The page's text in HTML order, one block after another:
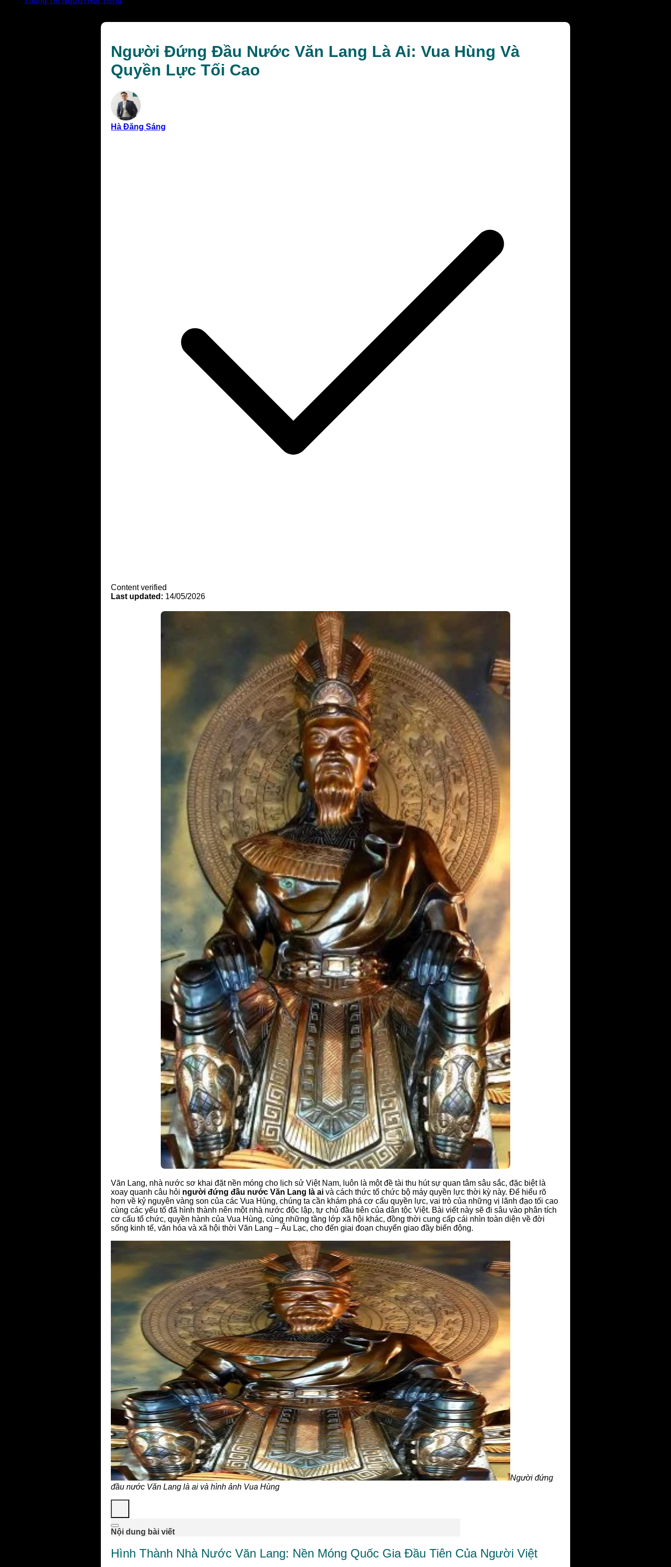
Người Đứng Đầu Nước Văn Lang Là Ai: Vua Hùng Và
Quyền Lực Tối Cao
Hà Đăng Sáng
Content verified
Last updated: 14/05/2026
Văn Lang, nhà nước sơ khai đặt nền móng cho lịch sử Việt Nam, luôn là một đề tài thu hút sự quan tâm sâu sắc, đặc biệt là
xoay quanh câu hỏi người đứng đầu nước Văn Lang là ai và cách thức tổ chức bộ máy quyền lực thời kỳ này. Để hiểu rõ
hơn về kỷ nguyên vàng son của các Vua Hùng, chúng ta cần khám phá cơ cấu quyền lực, vai trò của những vị lãnh đạo tối cao
cùng các yếu tố đã hình thành nên một nhà nước độc lập, tự chủ đầu tiên của dân tộc Việt. Bài viết này sẽ đi sâu vào phân tích
cơ cấu tổ chức, quyền hành của Vua Hùng, cùng những tầng lớp xã hội khác, đồng thời cung cấp cái nhìn toàn diện về đời
sống kinh tế, văn hóa và xã hội thời Văn Lang – Âu Lạc, cho đến giai đoạn chuyển giao đầy biến động.
Người đứng
đầu nước Văn Lang là ai và hình ảnh Vua Hùng
Nội dung bài viết
Hình Thành Nhà Nước Văn Lang: Nền Móng Quốc Gia Đầu Tiên Của Người Việt